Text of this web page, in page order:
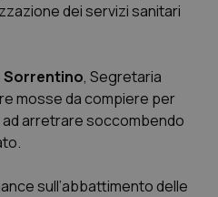
dei servizi sanitari
Sorrentino, Segretaria
mosse da compiere per
ad arretrare soccombendo
sull’abbattimento delle